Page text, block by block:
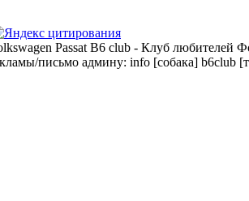
Passat B6 club - Клуб любителей
письмо админу: info [собака] b6club